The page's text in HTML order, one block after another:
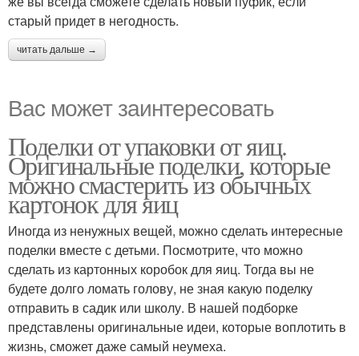
старый придет в негодность.
читать дальше →
Вас может заинтересовать
Поделки от упаковки от яиц.
Оригинальные поделки, которые
можно смастерить из обычных
картонок для яиц
Иногда из ненужных вещей, можно сделать интересные
поделки вместе с детьми. Посмотрите, что можно
сделать из картонных коробок для яиц. Тогда вы не
будете долго ломать голову, не зная какую поделку
отправить в садик или школу. В нашей подборке
представлены оригинальные идеи, которые воплотить в
жизнь, сможет даже самый неумеха.